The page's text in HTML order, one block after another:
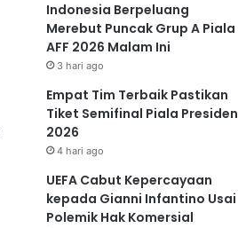
Indonesia Berpeluang
Merebut Puncak Grup A Piala
AFF 2026 Malam Ini
3 hari ago
Empat Tim Terbaik Pastikan
Tiket Semifinal Piala Presiden
2026
4 hari ago
UEFA Cabut Kepercayaan
kepada Gianni Infantino Usai
Polemik Hak Komersial